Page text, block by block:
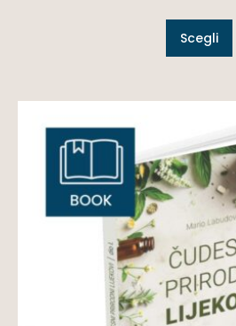
Scegli